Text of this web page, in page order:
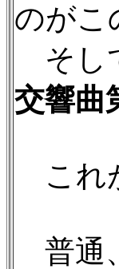
のがこ
そし
交響曲
これ
普通